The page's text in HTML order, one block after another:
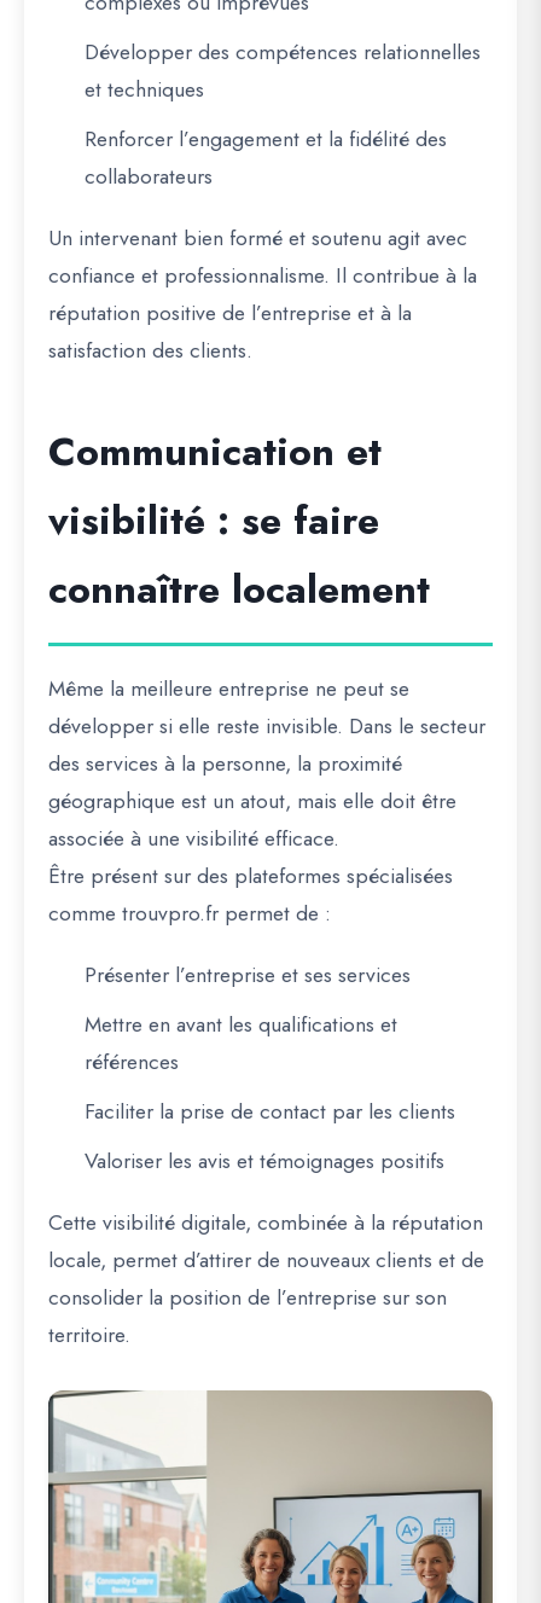
Développer des compétences relationnelles
et techniques
Renforcer l’engagement et la fidélité des
collaborateurs
Un intervenant bien formé et soutenu agit avec
confiance et professionnalisme. Il contribue à la
réputation positive de l’entreprise et à la
satisfaction des clients.
Communication et
visibilité : se faire
connaître localement
Même la meilleure entreprise ne peut se
développer si elle reste invisible. Dans le secteur
des services à la personne, la proximité
géographique est un atout, mais elle doit être
associée à une visibilité efficace.
Être présent sur des plateformes spécialisées
comme trouvpro.fr permet de :
Présenter l’entreprise et ses services
Mettre en avant les qualifications et
références
Faciliter la prise de contact par les clients
Valoriser les avis et témoignages positifs
Cette visibilité digitale, combinée à la réputation
locale, permet d’attirer de nouveaux clients et de
consolider la position de l’entreprise sur son
territoire.